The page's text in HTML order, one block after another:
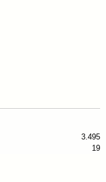
3.495
19